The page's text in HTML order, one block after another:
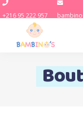
+216 95 222 957